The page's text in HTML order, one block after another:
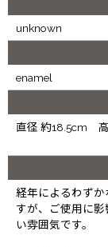
unknown
enamel
直径 約18.5cm
経年によるわず
すが、ご使用に
い雰囲気です。